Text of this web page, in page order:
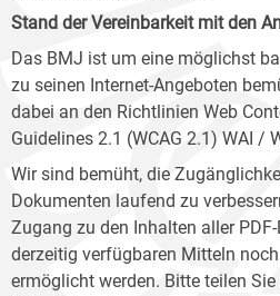
Stand der Vereinbarkeit mit den
Das BMJ ist um eine möglichst
zu seinen Internet-Angeboten
dabei an den Richtlinien Web
Guidelines 2.1 (WCAG 2.1) WAI /
Wir sind bemüht, die
Dokumenten laufend zu
Zugang zu den Inhalten aller
derzeitig verfügbaren Mitteln
ermöglicht werden. Bitte teilen